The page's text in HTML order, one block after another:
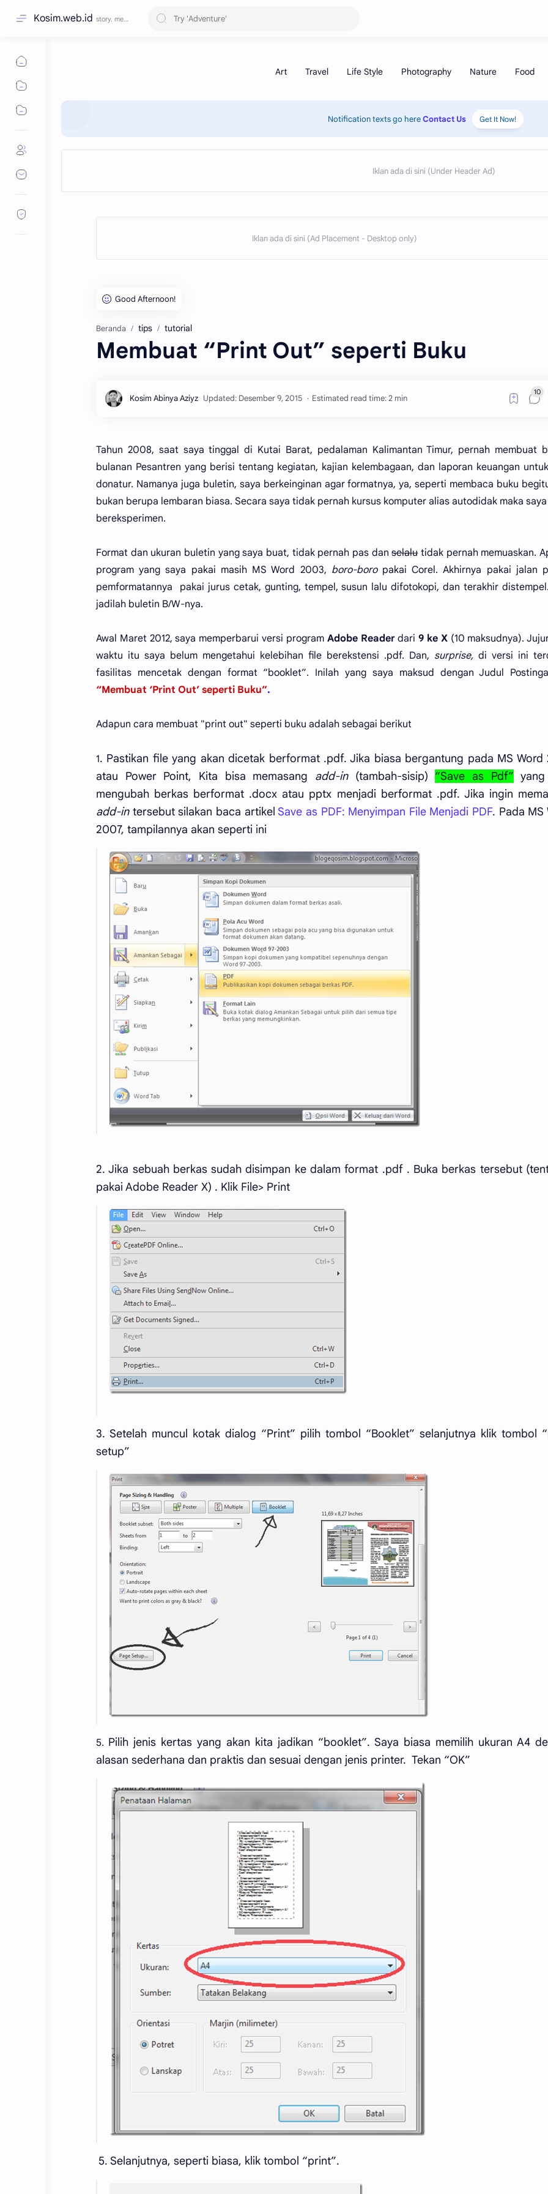
Kosim.web.id
Notification texts go hereContact Us Get It Now!
Beranda tips tutorial
Membuat “Print Out” seperti Buku
Estimated read time: 2 min
Tahun 2008, saat saya tinggal di Kutai Barat, pedalaman Kalimantan Timur, pernah membuat
bulanan Pesantren yang berisi tentang kegiatan, kajian kelembagaan, dan laporan keuangan
donatur. Namanya juga buletin, saya berkeinginan agar formatnya, ya, seperti membaca buku
bukan berupa lembaran biasa. Secara saya tidak pernah kursus komputer alias autodidak maka
bereksperimen.
Format dan ukuran buletin yang saya buat, tidak pernah pas danselalutidak pernah memuaskan.
program yang saya pakai masih MS Word 2003, boro-boropakai Corel. Akhirnya pakai jalan
pemformatannya pakai jurus cetak, gunting, tempel, susun lalu difotokopi, dan terakhir
jadilah buletin B/W-nya.
Awal Maret 2012, saya memperbarui versi program Adobe Readerdari 9 ke X(10 maksudnya).
waktu itu saya belum mengetahui kelebihan file berekstensi .pdf. Dan, surprise, di versi ini
fasilitas mencetak dengan format “booklet”. Inilah yang saya maksud dengan Judul
“Membuat ‘Print Out’ seperti Buku”.
Adapun cara membuat "print out" seperti buku adalah sebagai berikut
1. Pastikan file yang akan dicetak berformat .pdf. Jika biasa bergantung pada MS Word
atau Power Point, Kita bisa memasang add-in (tambah-sisip) “Save as Pdf”
mengubah berkas berformat .docx atau pptx menjadi berformat .pdf. Jika ingin
add-intersebut silakan baca artikel Save as PDF: Menyimpan File Menjadi PDF. Pada MS
2007, tampilannya akan seperti ini
2. Jika sebuah berkas sudah disimpan ke dalam format .pdf . Buka berkas tersebut
pakai Adobe Reader X) . Klik File> Print
3. Setelah muncul kotak dialog “Print” pilih tombol “Booklet” selanjutnya klik tombol
setup”
5. Pilih jenis kertas yang akan kita jadikan “booklet”. Saya biasa memilih ukuran A4
alasan sederhana dan praktis dan sesuai dengan jenis printer. Tekan “OK”
5. Selanjutnya, seperti biasa, klik tombol “print”.